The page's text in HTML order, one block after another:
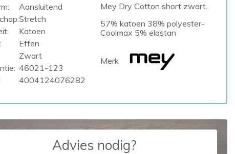
Aansluitend
Stretch
Katoen
Effen
Zwart
46021-123
4004124076282
Mey Dry Cotton short zwart.
57% katoen 38% polyester-
Coolmax 5% elastan
Merk
Advies nodig?